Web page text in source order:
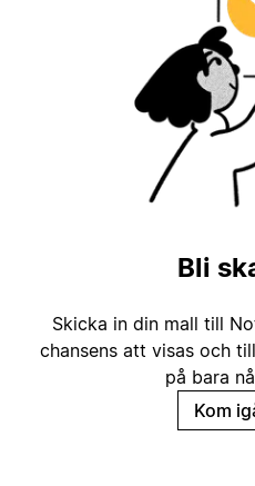
Bli
Skicka in din mall till
chansens att visas och
på bara
Kom